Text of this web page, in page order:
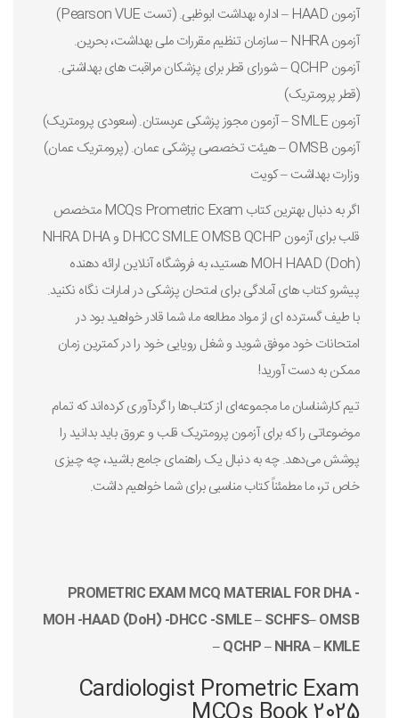
آزمون HAAD – اداره بهداشت ابوظبی. (تست Pearson VUE)
آزمون NHRA – سازمان تنظیم مقررات ملی بهداشت، بحرین.
آزمون QCHP – شورای قطر برای پزشکان مراقبت های بهداشتی.
(قطر پرومتریک)
آزمون SMLE – آزمون مجوز پزشکی عربستان. (سعودی پرومتریک)
آزمون OMSB – هیئت تخصصی پزشکی عمان. (پرومتریک عمان)
وزارت بهداشت – کویت
اگر به دنبال بهترین کتاب MCQs Prometric Exam متخصص
قلب برای آزمون DHCC SMLE OMSB QCHP و NHRA DHA
MOH HAAD (Doh) هستید، به فروشگاه آنلاین ارائه دهنده
پیشرو کتاب های آمادگی برای امتحان پزشکی در امارات نگاه نکنید.
با طیف گسترده ای از مواد مطالعه ما، شما قادر خواهید بود در
امتحانات خود موفق شوید و شغل رویایی خود را در کمترین زمان
ممکن به دست آورید!
تیم کارشناسان ما مجموعه‌ای از کتاب‌ها را گردآوری کرده‌اند که تمام
موضوعاتی را که برای آزمون پرومتریک قلب و عروق باید بدانید را
پوشش می‌دهد. چه به دنبال یک راهنمای جامع باشید، چه چیزی
خاص تر، ما مطمئناً کتاب مناسبی برای شما خواهیم داشت.
PROMETRIC EXAM MCQ MATERIAL FOR DHA -
MOH -HAAD (DoH) -DHCC -SMLE – SCHFS– OMSB
– QCHP – NHRA – KMLE
Cardiologist Prometric Exam